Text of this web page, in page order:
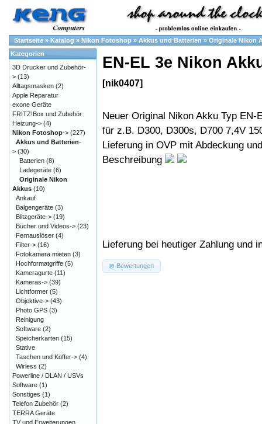
Startseite » Katalog » Nikon Fotoshop » Akkus und Batterien » Originale Nikon
EN-EL 3e Nikon
[nik0407]
Neuer Original Nikon Akku Typ EN-
für z.B. D300, D300s, D700 7,4V
Lieferung in OVP mit Abdeckung und
Beschreibung
Lieferung bei heutiger Zahlung und
Bewertungen
Kategorien
3D Drucker und Zubehör-
> (13)
Alltagsmasken (2)
Apple Reparatur
exone Geräte
FRITZ!Box und Zubehör
Heizung-> (4)
Nikon Fotoshop-> (227)
Akkus und Batterien-
> (30)
Batterien (8)
Ladegeräte (6)
Originale Nikon
Akkus (10)
Ankauf
Balgengeräte (3)
Blitzgeräte-> (19)
Bücher und Videos-> (23)
Fernauslöser (4)
Filter-> (16)
Fotokamera mieten (3)
Hochformatgriffe (5)
Kameragurte (11)
Kameras-> (39)
Lichtformer (5)
Objektive-> (43)
Photo GPS (3)
Reinigung
Software (2)
Speicherkarten (15)
Stative
Taschen und Koffer-> (4)
Wirless (2)
Powerline / DLAN / USVs
Software (1)
Sonstiges (1)
Telefon Zubehör (2)
TERRA Geräte
TV und Erweiterungen